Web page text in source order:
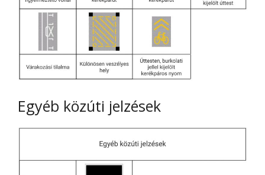
Egyéb közúti jelzések